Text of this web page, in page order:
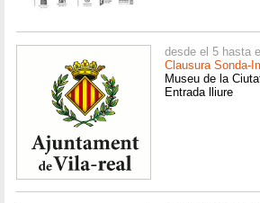
desde el 5 hasta
Clausura Sonda-
Museu de la
Entrada lliure